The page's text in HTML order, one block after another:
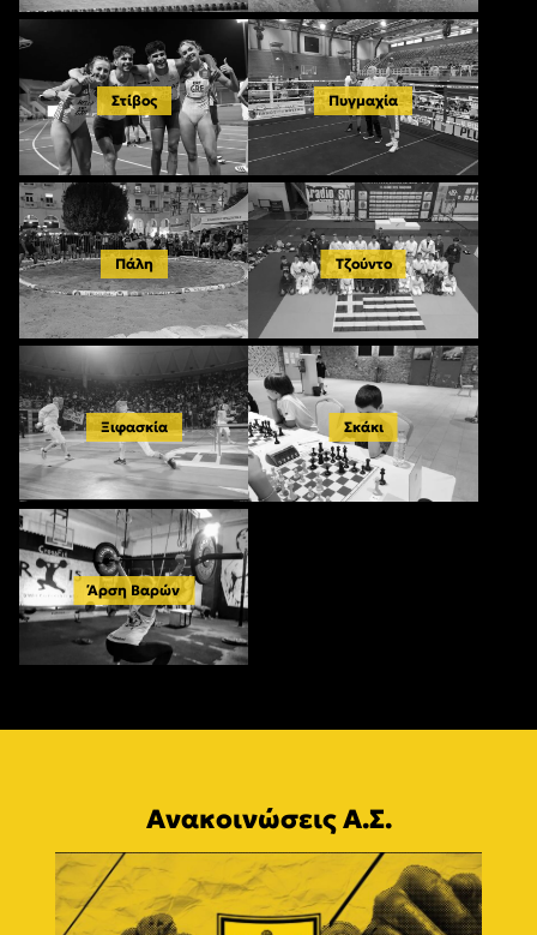
Στίβος Πυγμαχία
Πάλη Τζούντο
Ξιφασκία Σκάκι
Άρση Βαρών
Ανακοινώσεις Α.Σ.